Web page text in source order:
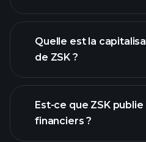
Quelle est la
de ZSK ?
notre liste d'actions
Est-ce que ZSK
financiers ?